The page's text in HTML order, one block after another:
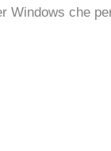
Windows che